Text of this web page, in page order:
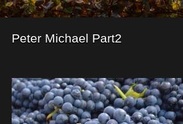
Peter Michael Part2